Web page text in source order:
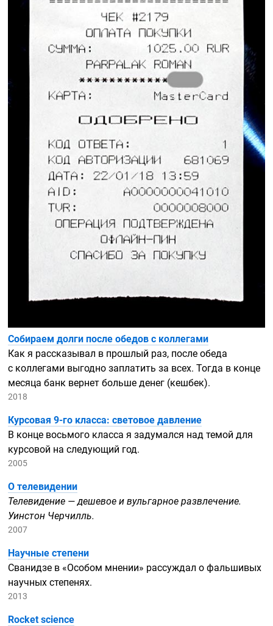
Собираем долги после обедов с коллегами
Как я рассказывал в прошлый раз, после обеда
с коллегами выгодно заплатить за всех. Тогда в конце
месяца банк вернет больше денег (кешбек).
2018
Курсовая9-го класса: световое давление
В конце восьмого класса я задумался над темой для
курсовой на следующий год.
2005
О телевидении
Телевидение — дешевое и вульгарное развлечение.
Уинстон Черчилль.
2007
Научные степени
Сванидзе в «Особом мнении» рассуждал о фальшивых
научных степенях.
2013
Rocket science